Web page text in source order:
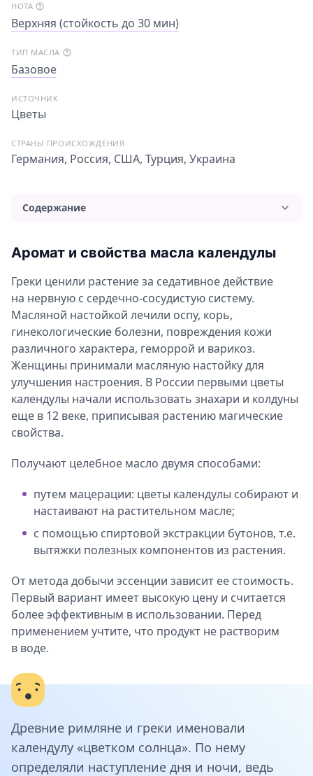
НОТА
Верхняя (стойкость до 30 мин)
ТИП МАСЛА
Базовое
ИСТОЧНИК
Цветы
СТРАНЫ ПРОИСХОЖДЕНИЯ
Германия, Россия, США, Турция, Украина
Содержание
Применение и польза масла календулы
Применение масла календулы для волос
Применение масла календулы для лица
Применение масла календулы для тела
Ароматерапия с маслом календулы
Можно ли употреблять масло календулы внутрь?
Противопоказания и вред масла календулы
Аромат и свойства масла календулы
Греки ценили растение за седативное действие
на нервную с сердечно-сосудистую систему.
Масляной настойкой лечили оспу, корь,
гинекологические болезни, повреждения кожи
различного характера, геморрой и варикоз.
Женщины принимали масляную настойку для
улучшения настроения. В России первыми цветы
календулы начали использовать знахари и колдуны
еще в 12 веке, приписывая растению магические
свойства.
Получают целебное масло двумя способами:
путем мацерации: цветы календулы собирают и
настаивают на растительном масле;
с помощью спиртовой экстракции бутонов, т.е.
вытяжки полезных компонентов из растения.
От метода добычи эссенции зависит ее стоимость.
Первый вариант имеет высокую цену и считается
более эффективным в использовании. Перед
применением учтите, что продукт не растворим
в воде.
Древние римляне и греки именовали
календулу «цветком солнца». По нему
определяли наступление дня и ночи, ведь